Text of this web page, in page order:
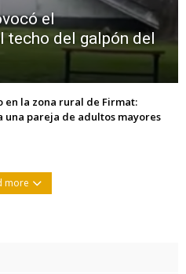
el
techo del galpón del
en la zona rural de Firmat:
una pareja de adultos mayores
more